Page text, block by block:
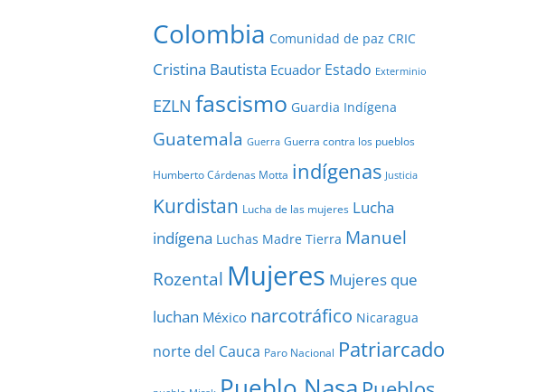
Colombia Comunidad de paz CRIC
Cristina Bautista Ecuador Estado Exterminio
EZLN fascismo Guardia Indígena
Guatemala Guerra Guerra contra los pueblos
Humberto Cárdenas Motta indígenas Justicia
Kurdistan Lucha de las mujeres Lucha
indígena Luchas Madre Tierra Manuel
Rozental Mujeres Mujeres que
luchan México narcotráfico Nicaragua
norte del Cauca Paro Nacional Patriarcado